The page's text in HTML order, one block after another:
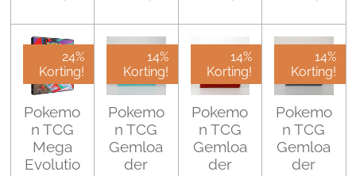
24%
Korting!
Pokemo
n TCG
Mega
Evolutio
14%
Korting!
Pokemo
n TCG
Gemloa
der
14%
Korting!
Pokemo
n TCG
Gemloa
der
14%
Korting!
Pokemo
n TCG
Gemloa
der